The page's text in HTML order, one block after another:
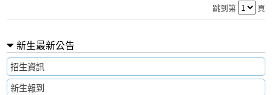
跳到第 頁
新生最新公告
招生資訊
新生報到